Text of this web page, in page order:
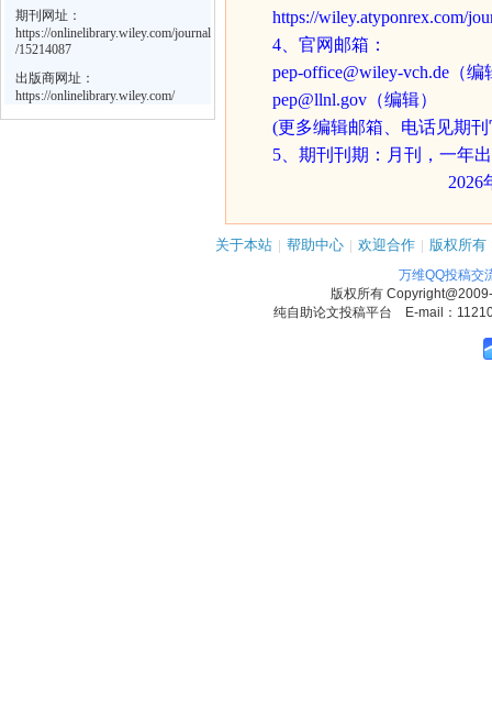
期刊网址：
https://onlinelibrary.wiley.com/journal
/15214087
出版商网址：
https://onlinelibrary.wiley.com/
https://wiley.atyponrex.com/
4 、官网邮箱：
pep-office@wiley-vch.de（编
pep@llnl.gov（编辑）
(更多编辑邮箱、电话见期
5
期刊刊期：月刊，一年
2026
关于本站 | 帮助中心 | 欢迎合作 | 版权所有
万维QQ投稿交
版权所有
纯自助论文投稿平台 E-mail：